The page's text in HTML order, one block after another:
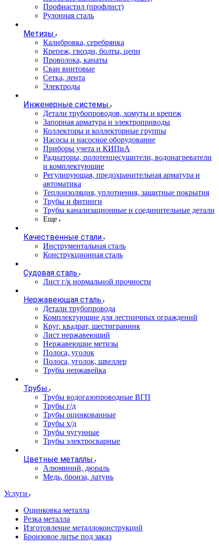
Профнастил (профлист)
Рулонная сталь
Метизы
Калибровка, серебрянка
Крепеж, гвозди, болты, цепи
Проволока, канаты
Сваи винтовые
Сетка, лента
Электроды
Инженерные системы
Детали трубопроводов, хомуты и крепеж
Запорная арматура и электроприводы
Коллекторы и коллекторные группы
Насосы и насосное оборудование
Приборы учета и КИПиА
Радиаторы, полотенцесушители, водонагреватели
и комплектующие
Регулирующая, предохранительная арматура и
автоматика
Теплоизоляция, уплотнения, защитные покрытия
Трубы и фитинги
Трубы канализационные и соединительные детали
Еще
Качественные стали
Инструментальная сталь
Конструкционная сталь
Судовая сталь
Лист г/к нормальной прочности
Нержавеющая сталь
Детали трубопровода
Комплектующие для лестничных ограждений
Круг, квадрат, шестигранник
Лист нержавеющий
Нержавеющие метизы
Полоса, уголок
Полоса, уголок, швеллер
Трубы нержавейка
Трубы
Трубы водогазопроводные ВГП
Трубы г/д
Трубы оцинкованные
Трубы х/д
Трубы чугунные
Трубы электросварные
Цветные металлы
Алюминий, дюраль
Медь, бронза, латунь
Услуги
Оцинковка металла
Резка металла
Изготовление металлоконструкций
Бронзовое литье под заказ